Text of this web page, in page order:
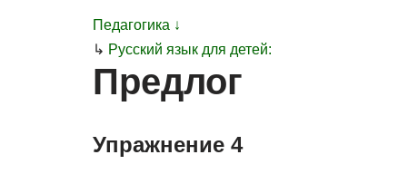
Педагогика ↓
↳ Русский язык для детей:
Предлог
Упражнение 4